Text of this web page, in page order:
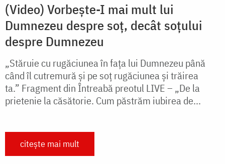
(Video) Vorbește-I mai mult lui
Dumnezeu despre soț, decât soțului
despre Dumnezeu
„Stăruie cu rugăciunea în fața lui Dumnezeu până
când îl cutremură și pe soț rugăciunea și trăirea
ta.” Fragment din Întreabă preotul LIVE – „De la
prietenie la căsătorie. Cum păstrăm iubirea de...
citește mai mult